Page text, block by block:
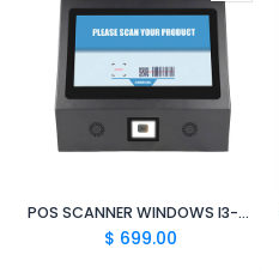
POS SCANNER WINDOWS I3-TH 4GB 210GB 10"
$ 699.00